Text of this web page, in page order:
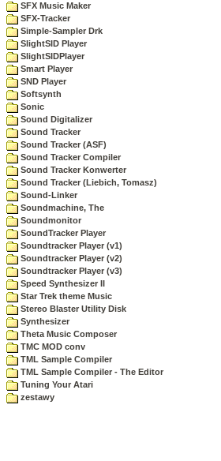
SFX Music Maker
SFX-Tracker
Simple-Sampler Drk
SlightSID Player
SlightSIDPlayer
Smart Player
SND Player
Softsynth
Sonic
Sound Digitalizer
Sound Tracker
Sound Tracker (ASF)
Sound Tracker Compiler
Sound Tracker Konwerter
Sound Tracker (Liebich, Tomasz)
Sound-Linker
Soundmachine, The
Soundmonitor
SoundTracker Player
Soundtracker Player (v1)
Soundtracker Player (v2)
Soundtracker Player (v3)
Speed Synthesizer II
Star Trek theme Music
Stereo Blaster Utility Disk
Synthesizer
Theta Music Composer
TMC MOD conv
TML Sample Compiler
TML Sample Compiler - The Editor
Tuning Your Atari
zestawy